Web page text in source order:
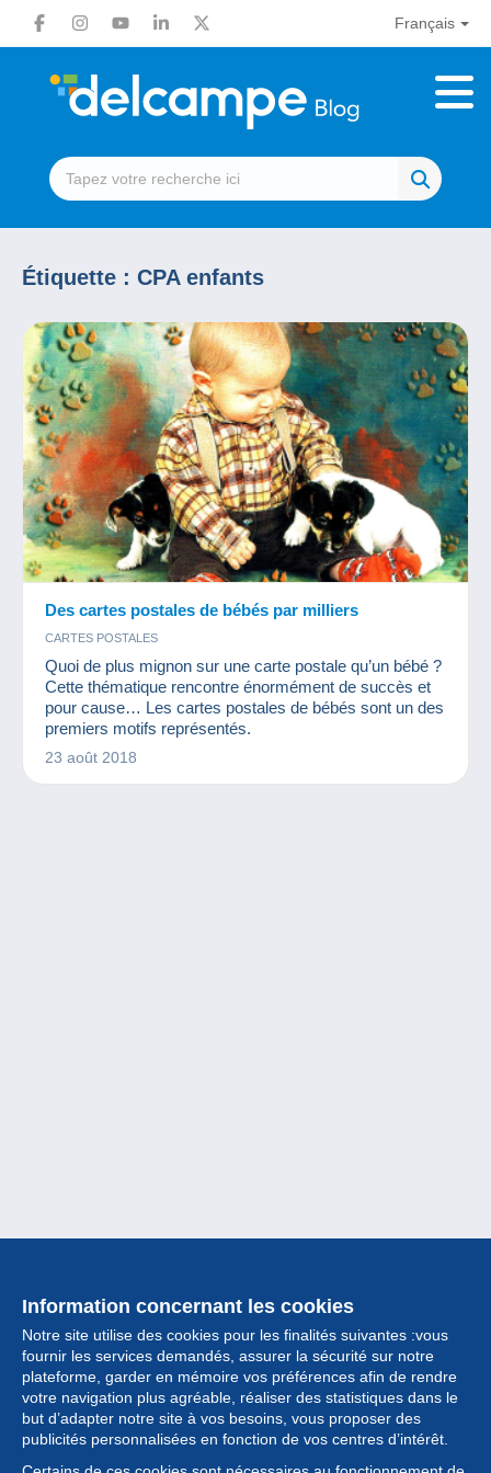
Français
Étiquette : CPA enfants
Des cartes postales de bébés par milliers
CARTES POSTALES
Quoi de plus mignon sur une carte postale qu’un bébé ?
Cette thématique rencontre énormément de succès et
pour cause… Les cartes postales de bébés sont un des
premiers motifs représentés.
23 août 2018
Information concernant les cookies
Notre site utilise des cookies pour les finalités suivantes :vous
fournir les services demandés, assurer la sécurité sur notre
plateforme, garder en mémoire vos préférences afin de rendre
votre navigation plus agréable, réaliser des statistiques dans le
but d’adapter notre site à vos besoins, vous proposer des
publicités personnalisées en fonction de vos centres d’intérêt.
Collection